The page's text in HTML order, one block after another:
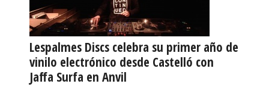
Lespalmes Discs celebra su primer año de
vinilo electrónico desde Castelló con
Jaffa Surfa en Anvil